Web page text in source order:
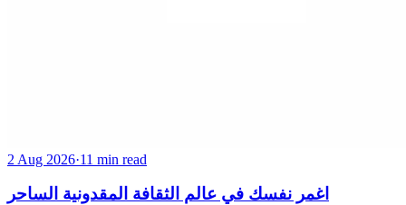
2 Aug 2026·11 min read
اغمر نفسك في عالم الثقافة المقدونية الساحر